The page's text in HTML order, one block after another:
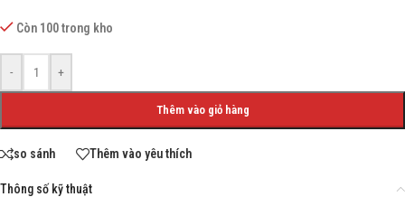
Còn 100 trong kho
- +
Thêm vào giỏ hàng
so sánh Thêm vào yêu thích
Thông số kỹ thuật